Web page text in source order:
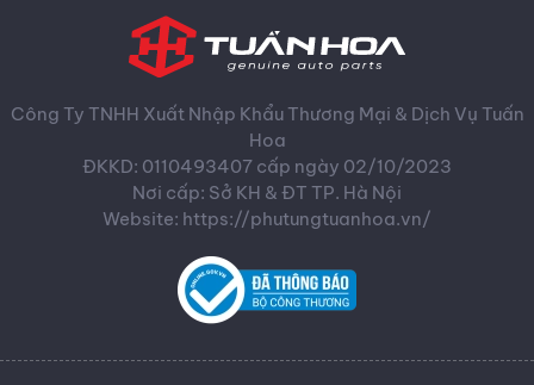
Công Ty TNHH Xuất Nhập Khẩu Thương Mại & Dịch Vụ Tuấn
Hoa
ĐKKD: 0110493407 cấp ngày 02/10/2023
Nơi cấp: Sở KH & ĐT TP. Hà Nội
Website: https://phutungtuanhoa.vn/